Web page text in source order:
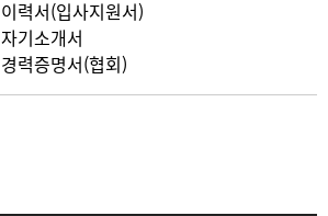
이력서(입사지원서)
자기소개서
경력증명서(협회)